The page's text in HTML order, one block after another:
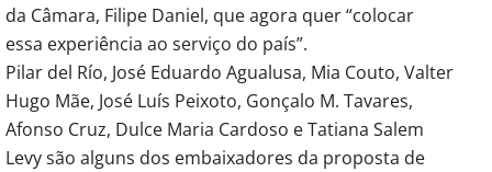
da Câmara, Filipe Daniel, que agora quer “colocar
essa experiência ao serviço do país”.
Pilar del Río, José Eduardo Agualusa, Mia Couto, Valter
Hugo Mãe, José Luís Peixoto, Gonçalo M. Tavares,
Afonso Cruz, Dulce Maria Cardoso e Tatiana Salem
Levy são alguns dos embaixadores da proposta de